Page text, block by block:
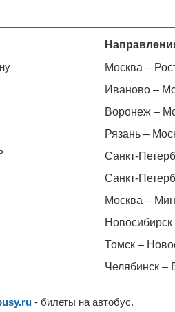
Москва –
Иваново –
Воронеж –
Рязань –
Санкт-
Санкт-
Москва –
Томск –
Челябинск –
- билеты на автобус.